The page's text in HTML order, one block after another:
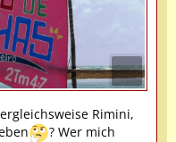
Rimini,
? Wer mich